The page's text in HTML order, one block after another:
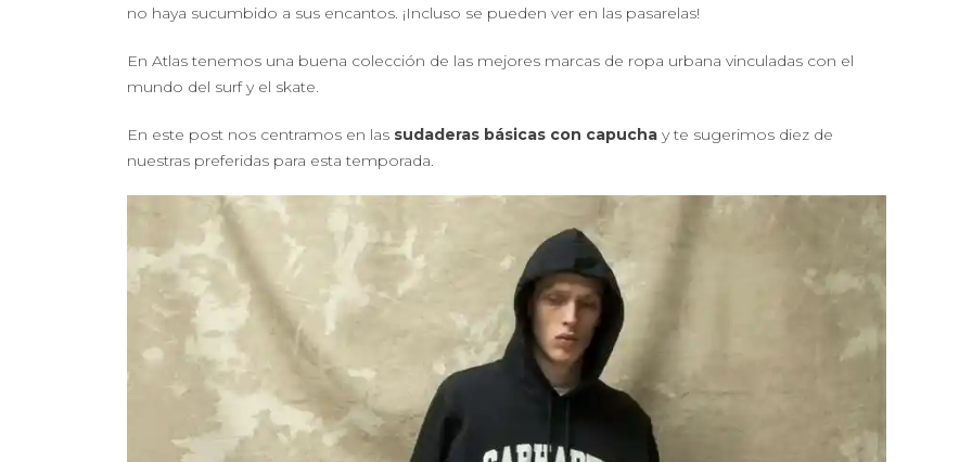
no haya sucumbido a sus encantos. ¡Incluso se pueden ver en las pasarelas!
En Atlas tenemos una buena colección de las mejores marcas de ropa urbana vinculadas con el
mundo del surf y el skate.
En este post nos centramos en las sudaderas básicas con capucha y te sugerimos diez de
nuestras preferidas para esta temporada.